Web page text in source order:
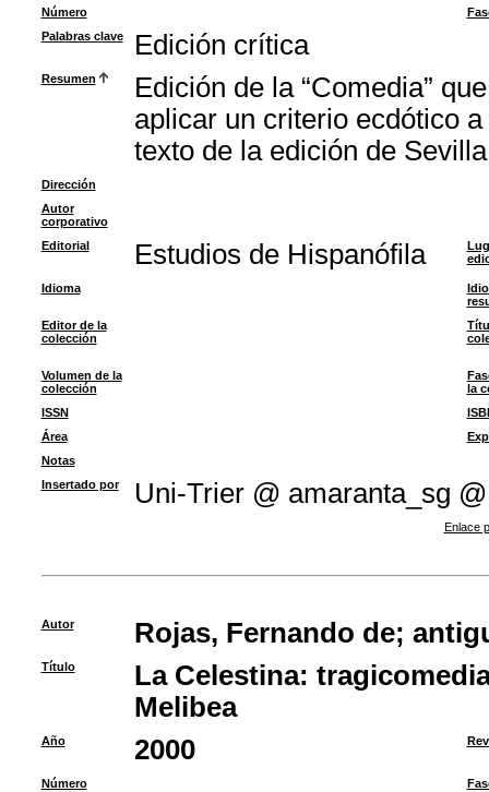
Número
Palabras clave
Edición crítica
Resumen
Edición de la “Comedia”
aplicar un criterio ecdótico
texto de la edición de
Dirección
Autor
corporativo
Editorial
Estudios de Hispanófila
Idioma
Editor de la
colección
Volumen de la
colección
la
ISSN
Área
Notas
Insertado por
Uni-Trier @ amaranta_sg
Enlace
Autor Rojas, Fernando de;
Título
La Celestina:
Melibea
Año 2000
Número